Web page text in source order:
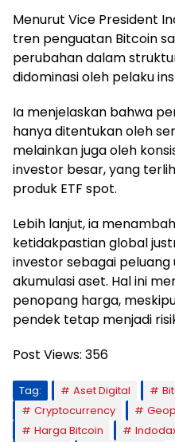
Menurut Vice President
tren penguatan Bitcoin
perubahan dalam
didominasi oleh pelaku
Ia menjelaskan bahwa
hanya ditentukan oleh
melainkan juga oleh
investor besar, yang
produk ETF spot.
Lebih lanjut, ia
ketidakpastian global
investor sebagai
akumulasi aset. Hal ini
penopang harga,
pendek tetap menjadi
Post Views: 356
Tag: Aset Digital
Cryptocurrency
Harga Bitcoin